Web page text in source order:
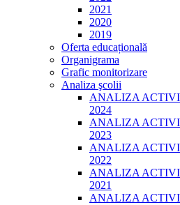
2021
2020
2019
Oferta educațională
Organigrama
Grafic monitorizare
Analiza şcolii
ANALIZA
2024
ANALIZA
2023
ANALIZA
2022
ANALIZA
2021
ANALIZA